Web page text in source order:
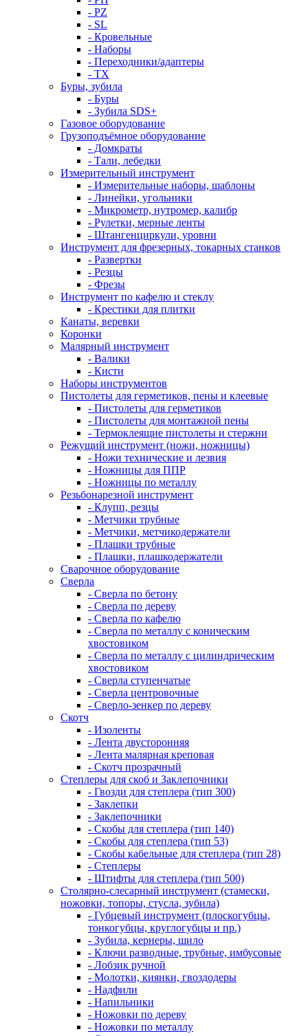
- PZ
- SL
- Кровельные
- Наборы
- Переходники/адаптеры
- ТX
Буры, зубила
- Буры
- Зубила SDS+
Газовое оборудование
Грузоподъёмное оборудование
- Домкраты
- Тали, лебедки
Измерительный инструмент
- Измерительные наборы, шаблоны
- Линейки, угольники
- Микрометр, нутромер, калибр
- Рулетки, мерные ленты
- Штангенциркули, уровни
Инструмент для фрезерных, токарных станков
- Развертки
- Резцы
- Фрезы
Инструмент по кафелю и стеклу
- Крестики для плитки
Канаты, веревки
Коронки
Малярный инструмент
- Валики
- Кисти
Наборы инструментов
Пистолеты для герметиков, пены и клеевые
- Пистолеты для герметиков
- Пистолеты для монтажной пены
- Термоклеящие пистолеты и стержни
Режущий инструмент (ножи, ножницы)
- Ножи технические и лезвия
- Ножницы для ППР
- Ножницы по металлу
Резьбонарезной инструмент
- Клупп, резцы
- Метчики трубные
- Метчики, метчикодержатели
- Плашки трубные
- Плашки, плашкодержатели
Сварочное оборудование
Сверла
- Сверла по бетону
- Сверла по дереву
- Сверла по кафелю
- Сверла по металлу с коническим
хвостовиком
- Сверла по металлу с цилиндрическим
хвостовиком
- Сверла ступенчатые
- Сверла центровочные
- Сверло-зенкер по дереву
Скотч
- Изоленты
- Лента двусторонняя
- Лента малярная креповая
- Скотч прозрачный
Степлеры для скоб и Заклепочники
- Гвозди для степлера (тип 300)
- Заклепки
- Заклепочники
- Скобы для степлера (тип 140)
- Скобы для степлера (тип 53)
- Скобы кабельные для степлера (тип 28)
- Степлеры
- Штифты для степлера (тип 500)
Столярно-слесарный инструмент (стамески,
ножовки, топоры, стусла, зубила)
- Губцевый инструмент (плоскогубцы,
тонкогубцы, круглогубцы и пр.)
- Зубила, кернеры, шило
- Ключи разводные, трубные, имбусовые
- Лобзик ручной
- Молотки, киянки, гвоздодеры
- Надфили
- Напильники
- Ножовки по дереву
- Ножовки по металлу